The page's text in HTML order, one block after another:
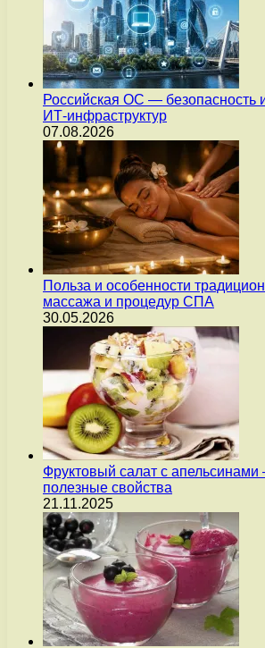
Российская ОС — безопасность
ИТ-инфраструктур
07.08.2026
Польза и особенности
массажа и процедур СПА
30.05.2026
Фруктовый салат с апельсинами
полезные свойства
21.11.2025